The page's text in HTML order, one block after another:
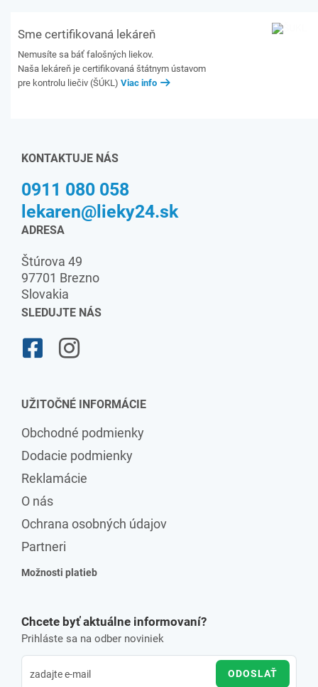
Sme certifikovaná lekáreň
Nemusíte sa báť falošných liekov.
Naša lekáreň je certifikovaná štátnym ústavom
pre kontrolu liečiv (ŠÚKL) Viac info
KONTAKTUJE NÁS
0911 080 058
lekaren@lieky24.sk
ADRESA
Štúrova 49
97701 Brezno
Slovakia
SLEDUJTE NÁS
UŽITOČNÉ INFORMÁCIE
Obchodné podmienky
Dodacie podmienky
Reklamácie
O nás
Ochrana osobných údajov
Partneri
Možnosti platieb
Chcete byť aktuálne informovaní?
Prihláste sa na odber noviniek
ODOSLAŤ